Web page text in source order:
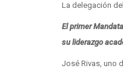
La delegación
El primer
su liderazgo
José Rivas, uno